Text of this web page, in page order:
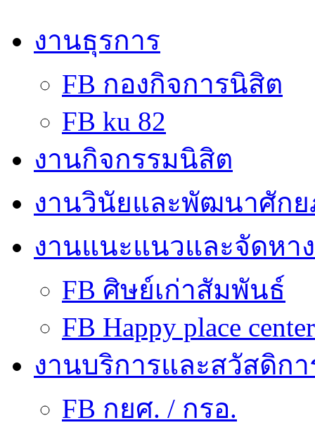
งานธุรการ
FB กองกิจการนิสิต
FB ku 82
งานกิจกรรมนิสิต
งานวินัยและพัฒนาศัก
งานแนะแนวและจัดหา
FB ศิษย์เก่าสัมพันธ์
FB Happy place center
งานบริการและสวัสดิกา
FB กยศ. / กรอ.